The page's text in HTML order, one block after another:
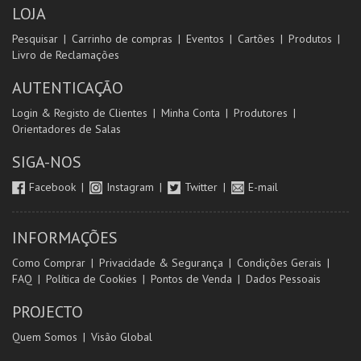
LOJA
Pesquisar Carrinho de compras Eventos Cartões
Produtos
Livro de Reclamações
AUTENTICAÇÃO
Login & Registo de Clientes Minha Conta
Produtores
Orientadores de Salas
SIGA-NOS
Facebook Instagram Twitter E-mail
INFORMAÇÕES
Como Comprar Privacidade & Segurança
Condições Gerais
FAQ
Política de Cookies Pontos de Venda Dados Pessoais
PROJECTO
Quem Somos Visão Global